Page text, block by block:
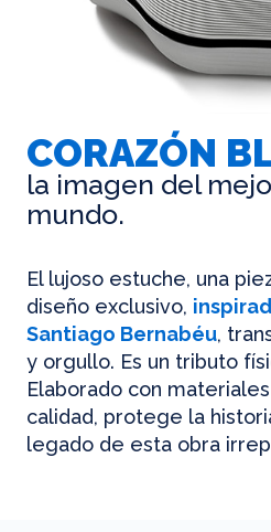
CORAZÓN
la imagen del
mundo.
El lujoso estuche, una
diseño exclusivo,
Santiago Bernabéu,
y orgullo. Es un tributo
Elaborado con
calidad, protege la
legado de esta obra